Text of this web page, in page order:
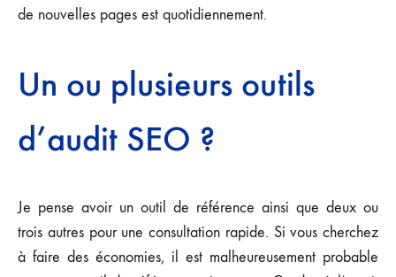
de nouvelles pages est quotidiennement.
Un ou plusieurs outils
d’audit SEO ?
Je pense avoir un outil de référence ainsi que deux ou
trois autres pour une consultation rapide. Si vous cherchez
à faire des économies, il est malheureusement probable